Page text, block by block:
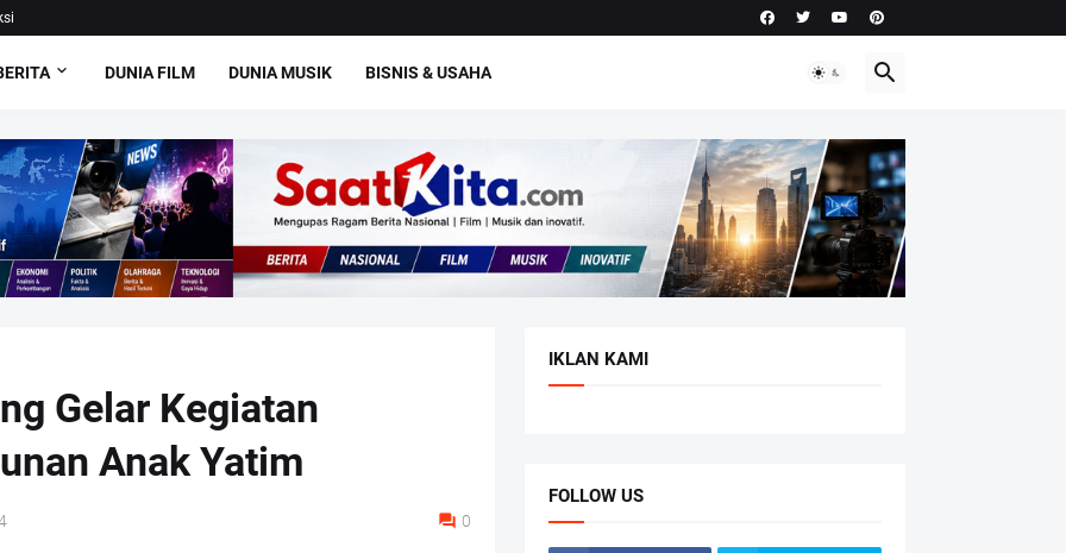
DUNIA FILM DUNIA MUSIK BISNIS & USAHA
Gelar Kegiatan
Anak Yatim
0
IKLAN KAMI
FOLLOW US